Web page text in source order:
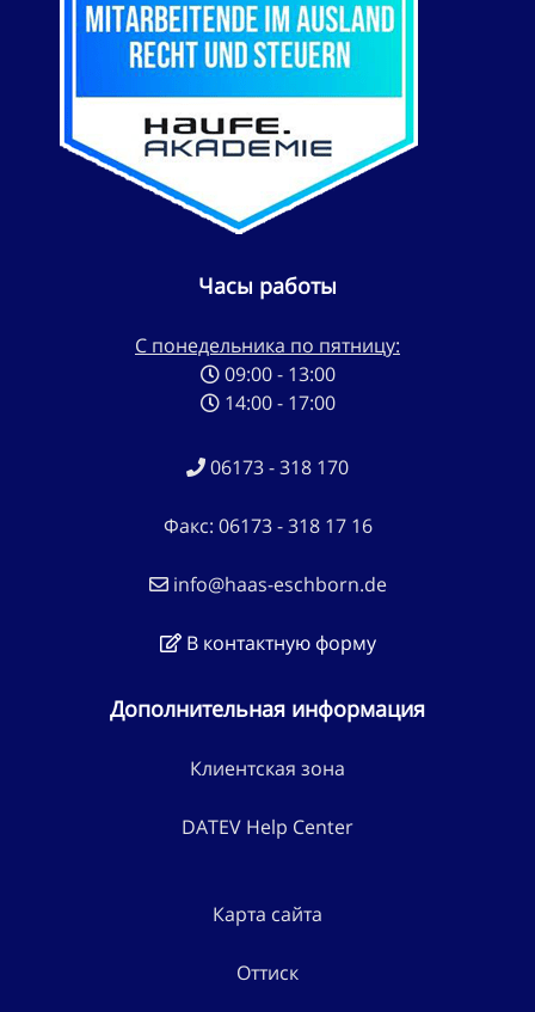
Часы работы
С понедельника по пятницу:
09:00 - 13:00
14:00 - 17:00
06173 - 318 170
Факс: 06173 - 318 17 16
info@haas-eschborn.de
В контактную форму
Дополнительная информация
Клиентская зона
DATEV Help Center
Карта сайта
Оттиск